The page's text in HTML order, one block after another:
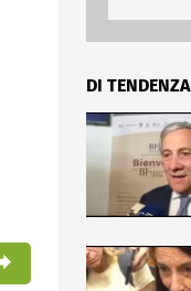
DI TENDENZA